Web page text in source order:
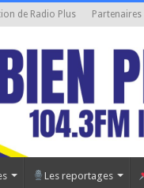
de Radio Plus Partenaires
Les reportages